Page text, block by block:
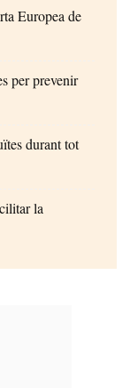
Europea de
per prevenir
durant tot
la